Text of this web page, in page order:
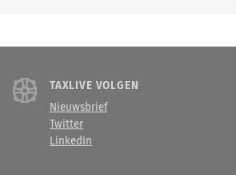
TAXLIVE VOLGEN
Nieuwsbrief
Twitter
LinkedIn